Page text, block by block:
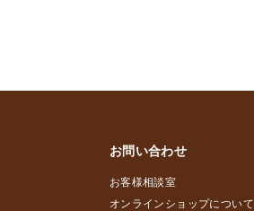
お問い合わせ
お客様相談室
オンラインショップについて